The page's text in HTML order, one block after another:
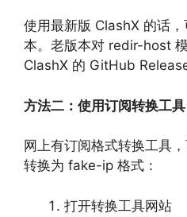
使用最新版 ClashX 的话
本。老版本对 redir-host
ClashX 的 GitHub
方法二：使用订阅转换工具
网上有订阅格式转换工具
转换为 fake-ip 格式：
打开转换工具网站